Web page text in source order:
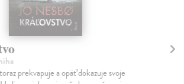
prekvapuje a opäť dokazuje svoje